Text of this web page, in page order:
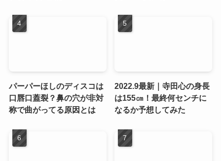
パーパーほしのディスコは
口唇口蓋裂？鼻の穴が非対
称で曲がってる原因とは
2022.9最新｜寺田心の身長
は155㎝！最終何センチに
なるか予想してみた